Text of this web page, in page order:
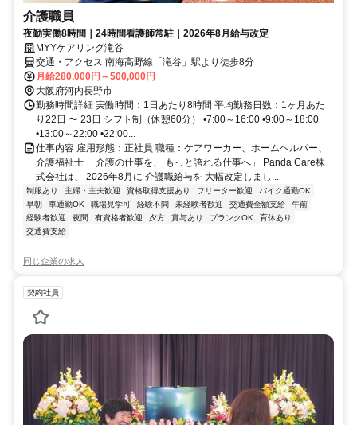
介護職員
夜勤実働8時間｜24時間看護師常駐｜2026年8月給与改定
MYYケアリング滝谷
交通・アクセス 南海高野線「滝谷」駅より徒歩8分
月給280,000円～500,000円
大阪府河内長野市
勤務時間詳細 実働時間：1日あたり8時間 平均勤務日数：1ヶ月あた
り22日 〜 23日 シフト制（休憩60分） •7:00～16:00 •9:00～18:00
•13:00～22:00 •22:00...
仕事内容 雇用形態：正社員 職種：ケアワーカー、ホームヘルパー、
介護福祉士 「介護の仕事を、 もっと誇れる仕事へ」 Panda Care株
式会社は、 2026年8月に 介護職給与を 大幅改定しまし...
制服あり 主婦・主夫歓迎 資格取得支援あり フリーター歓迎
バイク通勤OK
早朝
車通勤OK 職場見学可 経験不問 未経験者歓迎 交通費全額支給
午前
経験者歓迎
夜間 有資格者歓迎 夕方 賞与あり ブランクOK
育休あり
交通費支給
同じ企業の求人
契約社員